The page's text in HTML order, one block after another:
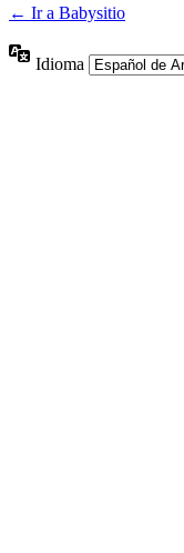
← Ir a Babysitio
Idioma